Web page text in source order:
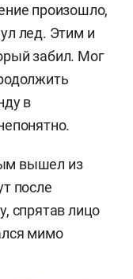
произошло,
лед. Этим и
забил. Мог
в
вышел из
после
спрятав лицо
мимо